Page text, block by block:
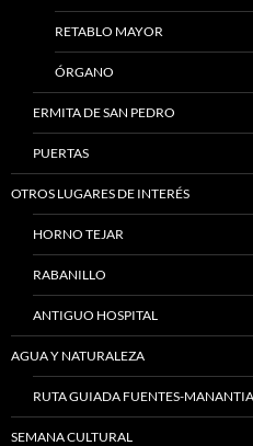
RETABLO MAYOR
ÓRGANO
ERMITA DE SAN PEDRO
PUERTAS
OTROS LUGARES DE INTERÉS
HORNO TEJAR
RABANILLO
ANTIGUO HOSPITAL
AGUA Y NATURALEZA
RUTA GUIADA FUENTES-
SEMANA CULTURAL